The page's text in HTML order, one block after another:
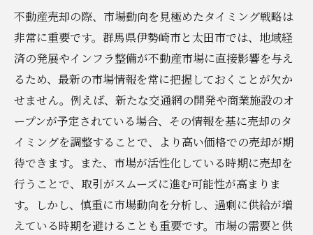
不動産売却の際、市場動向を見極めたタイミング戦略は
非常に重要です。群馬県伊勢崎市と太田市では、地域経
済の発展やインフラ整備が不動産市場に直接影響を与え
るため、最新の市場情報を常に把握しておくことが欠か
せません。例えば、新たな交通網の開発や商業施設のオ
ープンが予定されている場合、その情報を基に売却のタ
イミングを調整することで、より高い価格での売却が期
待できます。また、市場が活性化している時期に売却を
行うことで、取引がスムーズに進む可能性が高まりま
す。しかし、慎重に市場動向を分析し、過剰に供給が増
えている時期を避けることも重要です。市場の需要と供